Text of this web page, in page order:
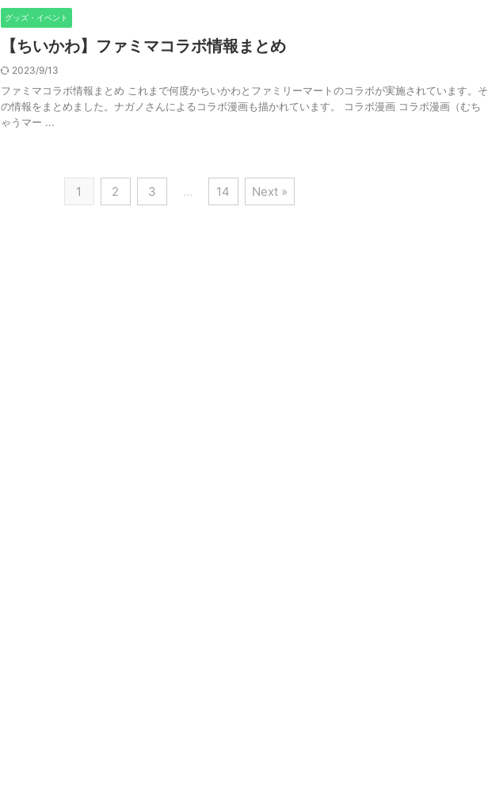
グッズ・イベント
【ちいかわ】ファミマコラボ情報まとめ
2023/9/13
ファミマコラボ情報まとめ これまで何度かちいかわとファミリーマートのコラボが実施されています。そ
の情報をまとめました。ナガノさんによるコラボ漫画も描かれています。 コラボ漫画 コラボ漫画（むち
ゃうマー ...
1 2 3 … 14 Next »